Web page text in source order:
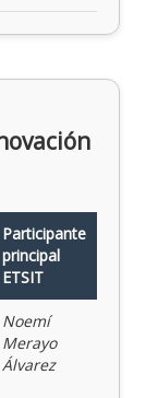
Participante
principal
ETSIT
Noemí
Merayo
Álvarez